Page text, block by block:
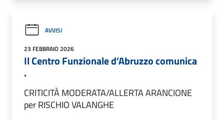
AVVISI
23 FEBBRAIO 2026
Il Centro Funzionale d’Abruzzo comunica
.
CRITICITÀ MODERATA/ALLERTA ARANCIONE
per RISCHIO VALANGHE